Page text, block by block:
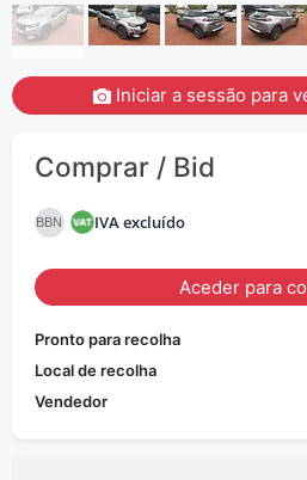
Iniciar a sessão para
Comprar / Bid
BBN IVA excluído
Aceder para
Pronto para recolha
Local de recolha
Vendedor